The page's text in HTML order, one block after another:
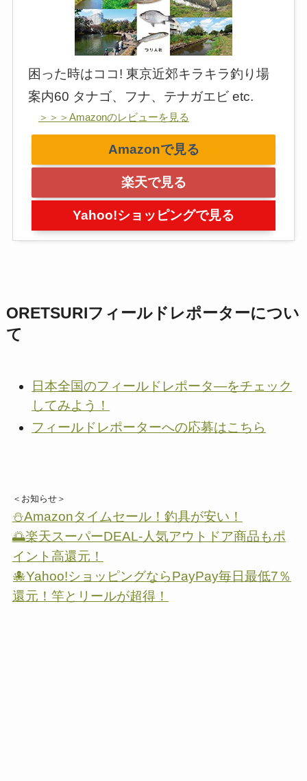
困った時はココ! 東京近郊キラキラ釣り場
案内60 タナゴ、フナ、テナガエビ etc.
＞＞＞Amazonのレビューを見る
Amazonで見る
楽天で見る
Yahoo!ショッピングで見る
ORETSURIフィールドレポーターについ
て
日本全国のフィールドレポータ―をチェック
してみよう！
フィールドレポーターへの応募はこちら
＜お知らせ＞
⛄Amazonタイムセール！釣具が安い！
🌅楽天スーパーDEAL-人気アウトドア商品もポ
イント高還元！
🐙Yahoo!ショッピングならPayPay毎日最低7％
還元！竿とリールが超得！